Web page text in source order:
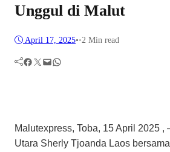
Unggul di Malut
April 17, 2025••2 Min read
Facebook Twitter Mail WhatsApp
Malutexpress, Toba, 15 April 2025 ,
Utara Sherly Tjoanda Laos